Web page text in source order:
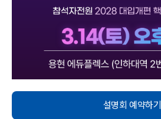
설명회 예약하기